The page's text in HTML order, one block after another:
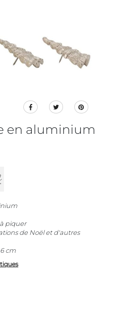
en aluminium
piquer
de Noël et d'autres
cm